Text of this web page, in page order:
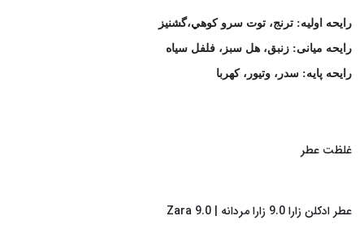
رایحه اولیه: ترنج، توت سرو کوهي،گشنيز
رایحه میانی: زنبق، هل سبز، فلفل سياه
رایحه پایه: سدر، وتيور، کهربا
غلظت عطر
عطر ادکلن زارا 9.0 زارا مردانه | Zara 9.0